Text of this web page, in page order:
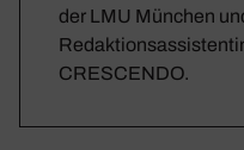
der LMU München
CRESCENDO.